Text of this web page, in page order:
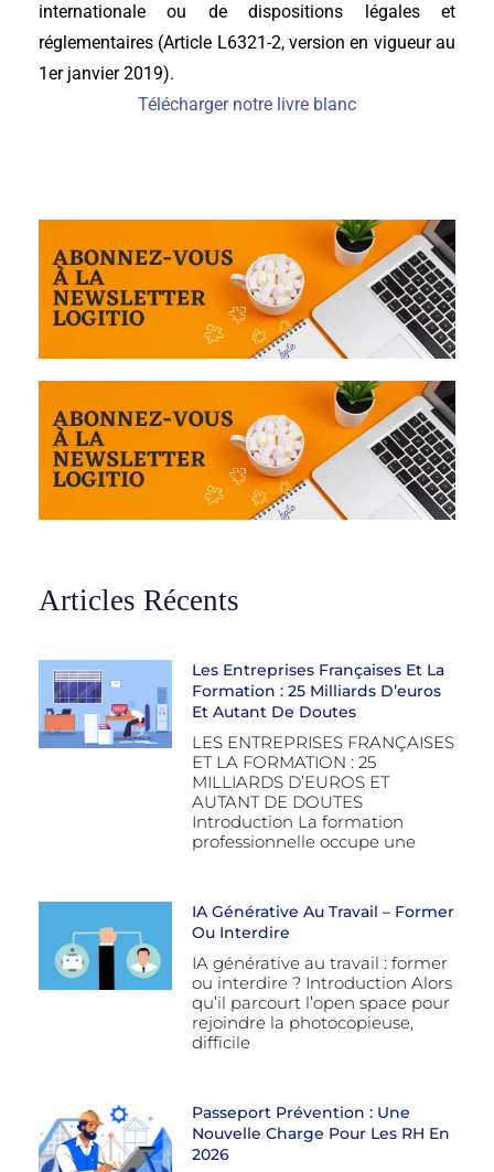
internationale ou de dispositions légales et
réglementaires (Article L6321-2, version en vigueur au
1er janvier 2019).
Télécharger notre livre blanc
Articles Récents
Les Entreprises Françaises Et La
Formation : 25 Milliards D’euros
Et Autant De Doutes
LES ENTREPRISES FRANÇAISES
ET LA FORMATION : 25
MILLIARDS D’EUROS ET
AUTANT DE DOUTES
Introduction La formation
professionnelle occupe une
IA Générative Au Travail – Former
Ou Interdire
IA générative au travail : former
ou interdire ? Introduction Alors
qu’il parcourt l’open space pour
rejoindre la photocopieuse,
difficile
Passeport Prévention : Une
Nouvelle Charge Pour Les RH En
2026